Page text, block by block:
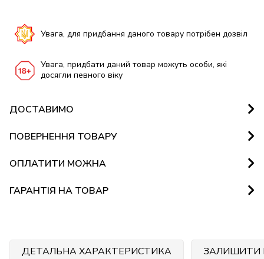
Увага, для придбання даного товару потрібен дозвіл
Увага, придбати даний товар можуть особи, які
досягли певного віку
ДОСТАВИМО
ПОВЕРНЕННЯ ТОВАРУ
ОПЛАТИТИ МОЖНА
ГАРАНТІЯ НА ТОВАР
ДЕТАЛЬНА ХАРАКТЕРИСТИКА ЗАЛИШИТИ